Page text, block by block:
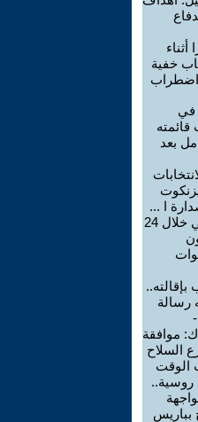
3 أسباب خفية
اضطراب
في
بعد
ا ...
الهجوم الثاني خلال 24
رسالة
موافقة
السلاح
الوقت
روسية..
بباريس